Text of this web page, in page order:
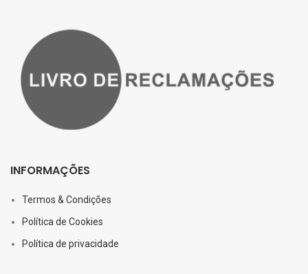
INFORMAÇÕES
Termos & Condições
Política de Cookies
Política de privacidade